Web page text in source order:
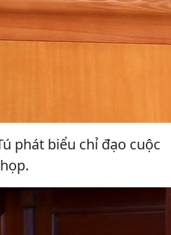
phát biểu chỉ đạo cuộc
họp.